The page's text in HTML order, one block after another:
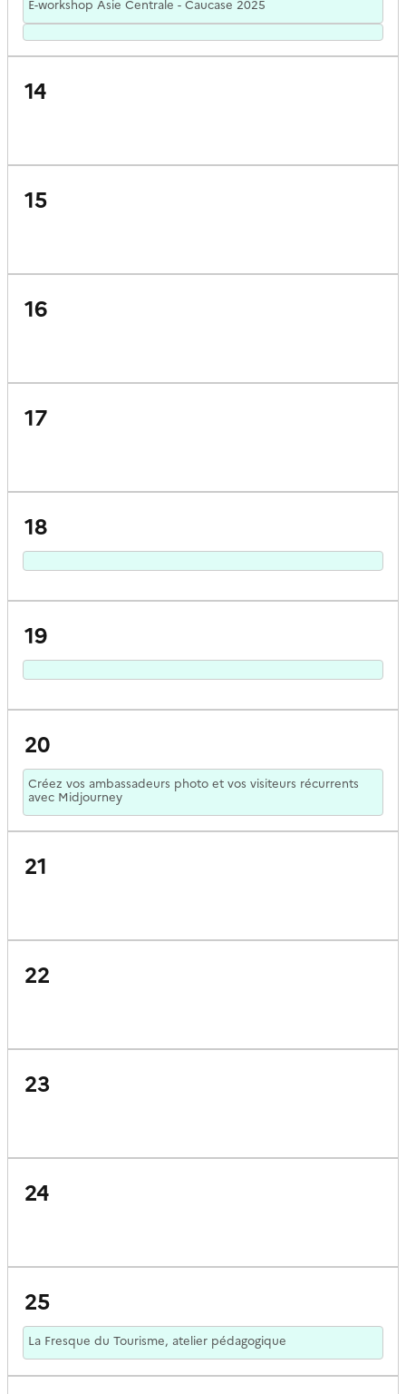
E-workshop Asie Centrale - Caucase 2025
14
15
16
17
18
19
20
Créez vos ambassadeurs photo et vos visiteurs récurrents
avec Midjourney
21
22
23
24
25
La Fresque du Tourisme, atelier pédagogique